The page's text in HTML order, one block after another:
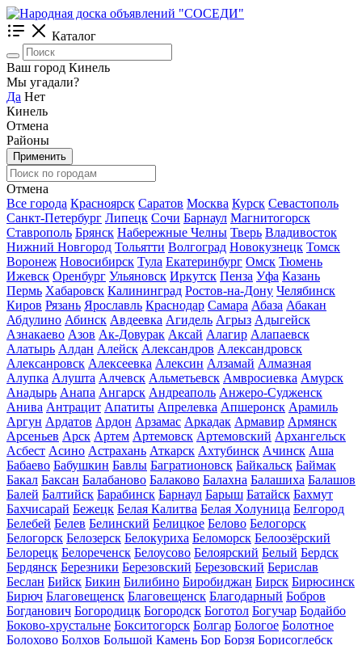
Каталог
Ваш город Кинель
Мы угадали?
Да Нет
Кинель
Отмена
Районы
Применить
Отмена
Все города Красноярск Саратов Москва Курск Севастополь
Санкт-Петербург Липецк Сочи Барнаул Магнитогорск
Ставрополь Брянск Набережные Челны Тверь Владивосток
Нижний Новгород Тольятти Волгоград Новокузнецк Томск
Воронеж Новосибирск Тула Екатеринбург Омск Тюмень
Ижевск Оренбург Ульяновск Иркутск Пенза Уфа Казань
Пермь Хабаровск Калининград Ростов-на-Дону Челябинск
Киров Рязань Ярославль Краснодар Самара Абаза Абакан
Абдулино Абинск Авдеевка Агидель Агрыз Адыгейск
Азнакаево Азов Ак-Довурак Аксай Алагир Алапаевск
Алатырь Алдан Алейск Александров Александровск
Алексанровск Алексеевка Алексин Алзамай Алмазная
Алупка Алушта Алчевск Альметьевск Амвросиевка Амурск
Анадырь Анапа Ангарск Андреаполь Анжеро-Судженск
Анива Антрацит Апатиты Апрелевка Апшеронск Арамиль
Аргун Ардатов Ардон Арзамас Аркадак Армавир Армянск
Арсеньев Арск Артем Артемовск Артемовский Архангельск
Асбест Асино Астрахань Аткарск Ахтубинск Ачинск Аша
Бабаево Бабушкин Бавлы Багратионовск Байкальск Баймак
Бакал Баксан Балабаново Балаково Балахна Балашиха Балашов
Балей Балтийск Барабинск Барнаул Барыш Батайск Бахмут
Бахчисарай Бежецк Белая Калитва Белая Холуница Белгород
Белебей Белев Белинский Белицкое Белово Белогорск
Белогорск Белозерск Белокуриха Беломорск Белоозёрский
Белорецк Белореченск Белоусово Белоярский Белый Бердск
Бердянск Березники Березовский Березовский Берислав
Беслан Бийск Бикин Билибино Биробиджан Бирск Бирюсинск
Бирюч Благовещенск Благовещенск Благодарный Бобров
Богданович Богородицк Богородск Боготол Богучар Бодайбо
Боково-хрустальне Бокситогорск Болгар Бологое Болотное
Болохово Болхов Большой Камень Бор Борзя Борисоглебск